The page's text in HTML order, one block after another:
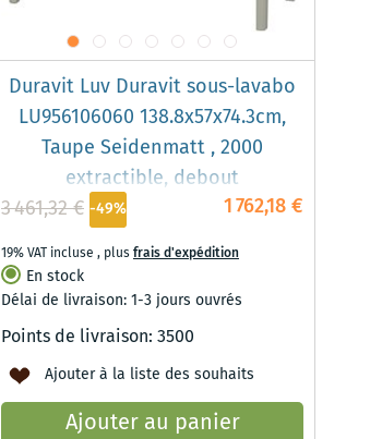
Duravit Luv Duravit sous-lavabo
LU956106060 138.8x57x74.3cm,
Taupe Seidenmatt , 2000
extractible, debout
1 762,18 €
3 461,32 € -49%
19% VAT incluse , plusfrais d'expédition
En stock
Délai de livraison: 1-3 jours ouvrés
Points de livraison: 3500
Ajouter à la liste des souhaits
Ajouter au panier